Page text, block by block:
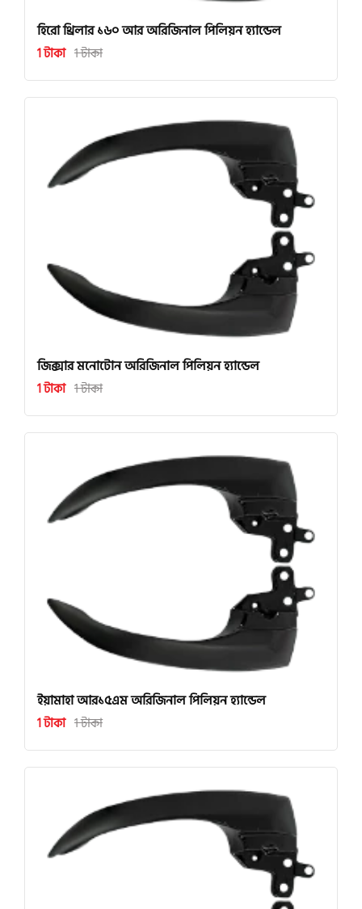
হিরো থ্রিলার ১৬০ আর অরিজিনাল পিলিয়ন হ্যান্ডেল
1 টাকা 1 টাকা
জিক্সার মনোটোন অরিজিনাল পিলিয়ন হ্যান্ডেল
1 টাকা 1 টাকা
ইয়ামাহা আর১৫এম অরিজিনাল পিলিয়ন হ্যান্ডেল
1 টাকা 1 টাকা